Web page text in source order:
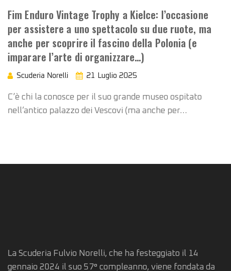
Fim Enduro Vintage Trophy a Kielce: l’occasione
per assistere a uno spettacolo su due ruote, ma
anche per scoprire il fascino della Polonia (e
imparare l’arte di organizzare…)
Scuderia Norelli 21 Luglio 2025
C’è chi la conosce per il suo grande museo ospitato
nell’antico palazzo dei Vescovi (ma anche per…
La Scuderia Fulvio Norelli, che ha festeggiato il 14
gennaio 2024 il suo 57° compleanno, viene fondata da